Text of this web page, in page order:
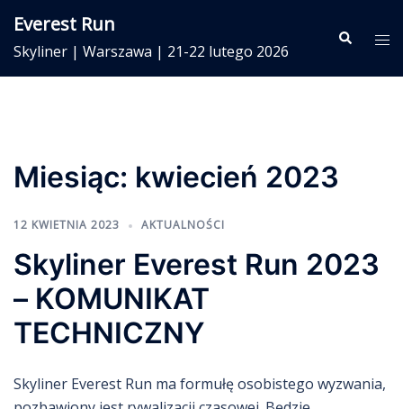
do
treści
Everest Run
Skyliner | Warszawa | 21-22 lutego 2026
Miesiąc: kwiecień 2023
12 KWIETNIA 2023 AKTUALNOŚCI
Skyliner Everest Run 2023
– KOMUNIKAT
TECHNICZNY
Skyliner Everest Run ma formułę osobistego wyzwania,